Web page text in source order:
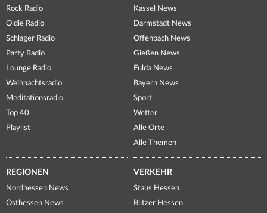
Rock Radio
Oldie Radio
Schlager Radio
Party Radio
Lounge Radio
Weihnachtsradio
Meditationsradio
Top 40
Playlist
Kassel News
Darmstadt News
Offenbach News
Gießen News
Fulda News
Bayern News
Sport
Wetter
Alle Orte
Alle Themen
REGIONEN
Nordhessen News
Osthessen News
VERKEHR
Staus Hessen
Blitzer Hessen